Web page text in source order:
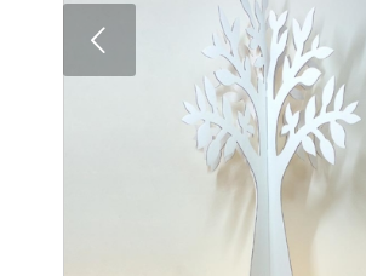
Suivant